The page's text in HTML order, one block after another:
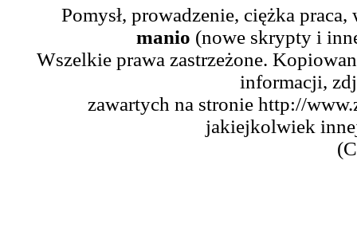
Pomysł, prowadzenie, ciężka
manio (nowe skrypty i
Wszelkie prawa zastrzeżone.
informacji,
zawartych na stronie http://
jakiejkolwiek